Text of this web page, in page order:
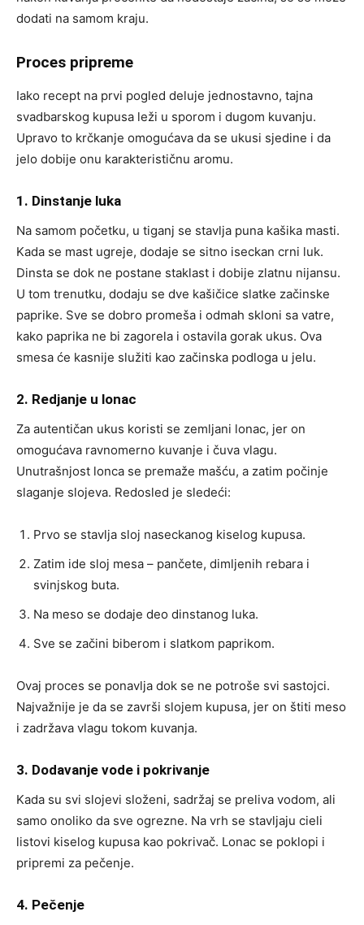
dodati na samom kraju.
Proces pripreme
Iako recept na prvi pogled deluje jednostavno, tajna
svadbarskog kupusa leži u sporom i dugom kuvanju.
Upravo to krčkanje omogućava da se ukusi sjedine i da
jelo dobije onu karakterističnu aromu.
1. Dinstanje luka
Na samom početku, u tiganj se stavlja puna kašika masti.
Kada se mast ugreje, dodaje se sitno iseckan crni luk.
Dinsta se dok ne postane staklast i dobije zlatnu nijansu.
U tom trenutku, dodaju se dve kašičice slatke začinske
paprike. Sve se dobro promeša i odmah skloni sa vatre,
kako paprika ne bi zagorela i ostavila gorak ukus. Ova
smesa će kasnije služiti kao začinska podloga u jelu.
2. Redjanje u lonac
Za autentičan ukus koristi se zemljani lonac, jer on
omogućava ravnomerno kuvanje i čuva vlagu.
Unutrašnjost lonca se premaže mašću, a zatim počinje
slaganje slojeva. Redosled je sledeći:
Prvo se stavlja sloj naseckanog kiselog kupusa.
Zatim ide sloj mesa – pančete, dimljenih rebara i
svinjskog buta.
Na meso se dodaje deo dinstanog luka.
Sve se začini biberom i slatkom paprikom.
Ovaj proces se ponavlja dok se ne potroše svi sastojci.
Najvažnije je da se završi slojem kupusa, jer on štiti meso
i zadržava vlagu tokom kuvanja.
3. Dodavanje vode i pokrivanje
Kada su svi slojevi složeni, sadržaj se preliva vodom, ali
samo onoliko da sve ogrezne. Na vrh se stavljaju cieli
listovi kiselog kupusa kao pokrivač. Lonac se poklopi i
pripremi za pečenje.
4. Pečenje